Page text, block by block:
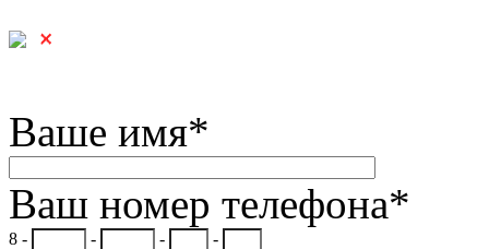
Ваше имя*
Ваш номер телефона*
8 - - -
-